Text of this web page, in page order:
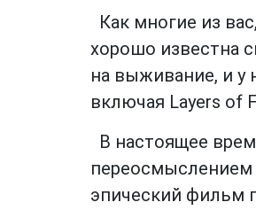
Как многие из
хорошо известна
на выживание, и у
включая Layers of
В настоящее
переосмыслением
эпический фильм